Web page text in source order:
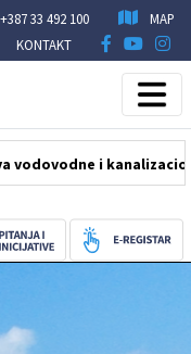
+387 33 492 100
MAP
KONTAKT
i kanalizacione